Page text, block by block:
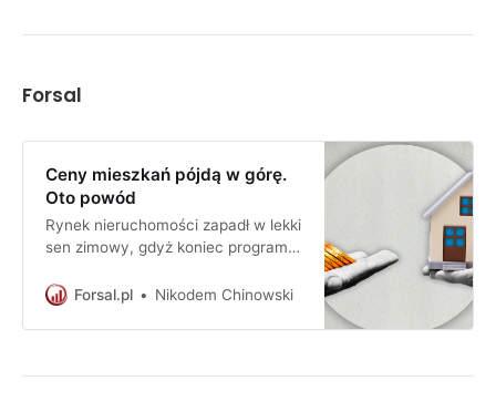
depcze jej Kraków czy Wrocław. Z
Wielkiej Piątki, zajmuje zwykle
bezpieczne miejsca gdzieś w
Forsal
Ceny mieszkań pójdą w górę.
Oto powód
Rynek nieruchomości zapadł w lekki
sen zimowy, gdyż koniec programu
popyt. W II półroczu ceny zakupu
górę. Odpływ chętnych i nawis
mieszkań na wynajem.
Forsal.pl Nikodem Chinowski